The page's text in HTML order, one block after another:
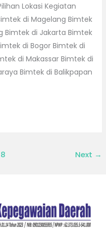
Lokasi Kegiatan
di Magelang Bimtek
Bimtek di Jakarta Bimtek
di Bogor Bimtek di
di Makassar Bimtek di
Bimtek di Balikpapan
8 Next →